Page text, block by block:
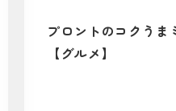
プロントのコクうま
【グルメ】